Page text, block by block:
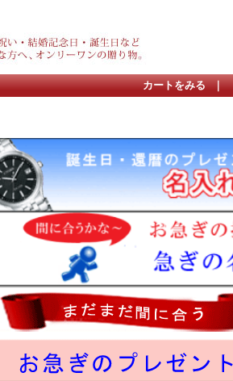
カートをみる ｜